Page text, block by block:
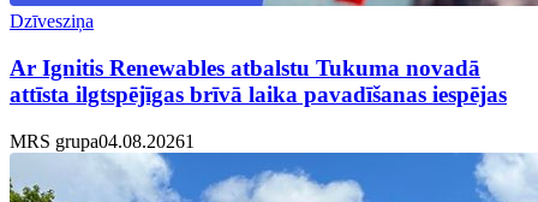
Dzīvesziņa
Ar Ignitis Renewables atbalstu Tukuma novadā
attīsta ilgtspējīgas brīvā laika pavadīšanas iespējas
MRS grupa04.08.20261